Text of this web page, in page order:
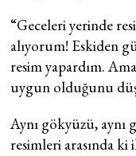
“Geceleri yerinde
alıyorum! Eskiden
resim yapardım.
uygun olduğunu
Aynı gökyüzü, aynı
resimleri arasında ki